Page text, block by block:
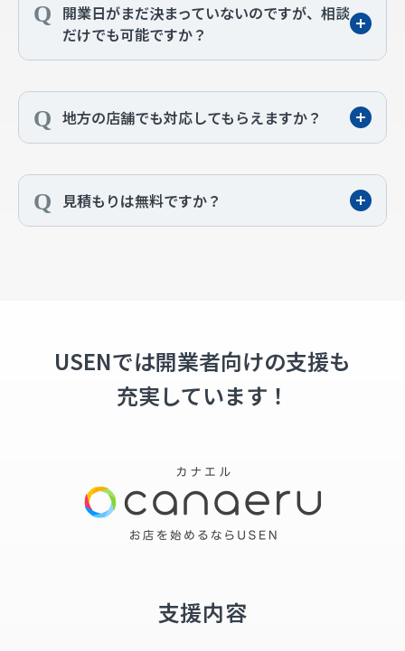
開業日がまだ決まっていないのですが、相談
だけでも可能ですか？
地方の店舗でも対応してもらえますか？
見積もりは無料ですか？
USENでは開業者向けの支援も
充実しています！
支援内容